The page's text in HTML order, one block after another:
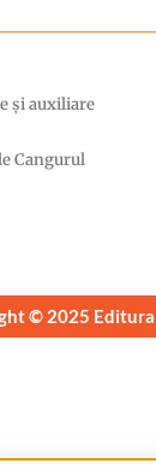
şi auxiliare
Cangurul
© 2025 Editura